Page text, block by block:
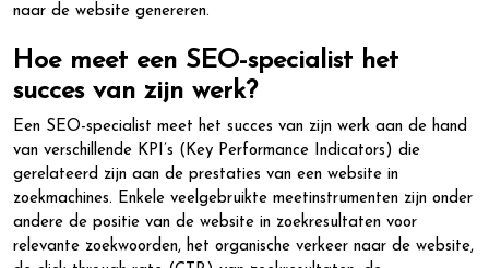
naar de website genereren.
Hoe meet een SEO-specialist het
succes van zijn werk?
Een SEO-specialist meet het succes van zijn werk aan de hand
van verschillende KPI’s (Key Performance Indicators) die
gerelateerd zijn aan de prestaties van een website in
zoekmachines. Enkele veelgebruikte meetinstrumenten zijn onder
andere de positie van de website in zoekresultaten voor
relevante zoekwoorden, het organische verkeer naar de website,